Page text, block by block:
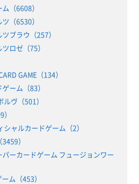
（6608）
（6530）
ブラウ（257）
ロゼ（75）
GAME（134）
ーム（83）
ヴ（501）
ャルカードゲーム（2）
）
パーカードゲーム フュージョンワー
ム（453）